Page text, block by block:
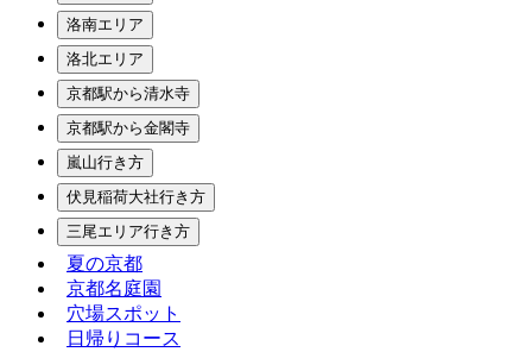
洛南エリア
洛北エリア
京都駅から清水寺
京都駅から金閣寺
嵐山行き方
伏見稲荷大社行き方
三尾エリア行き方
夏の京都
京都名庭園
穴場スポット
日帰りコース